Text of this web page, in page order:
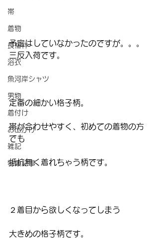
帯
着物
長襦袢
浴衣
魚河岸シャツ
男物
着付け
お出かけ
雑記
特集記事
予定はしていなかったのですが。。。
三反入荷です。
定番の細かい格子柄。
帯が合わせやすく、初めての着物の方
でも
抵抗無く着れちゃう柄です。
２着目から欲しくなってしまう
大きめの格子柄です。